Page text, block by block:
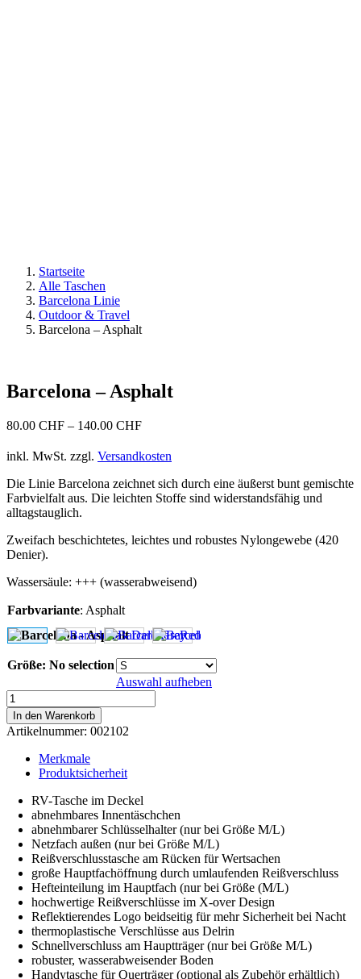
Startseite
Alle Taschen
Barcelona Linie
Outdoor & Travel
Barcelona – Asphalt
Barcelona – Asphalt
80.00 CHF – 140.00 CHF
inkl. MwSt. zzgl. Versandkosten
Die Linie Barcelona zeichnet sich durch eine äußerst bunt gemischte
Farbvielfalt aus. Die leichten Stoffe sind widerstandsfähig und
alltagstauglich.
Zweifach beschichtetes, leichtes und robustes Nylongewebe (420
Denier).
Wassersäule: +++ (wasserabweisend)
Farbvariante: Asphalt
Größe: No selection
Auswahl aufheben
Barcelona
-
Asphalt
Menge
In den Warenkorb
Artikelnummer: 002102
Merkmale
Produktsicherheit
RV-Tasche im Deckel
abnehmbares Innentäschchen
abnehmbarer Schlüsselhalter (nur bei Größe M/L)
Netzfach außen (nur bei Größe M/L)
Reißverschlusstasche am Rücken für Wertsachen
große Hauptfachöffnung durch umlaufenden Reißverschluss
Hefteinteilung im Hauptfach (nur bei Größe (M/L)
hochwertige Reißverschlüsse im X-over Design
Reflektierendes Logo beidseitig für mehr Sicherheit bei Nacht
thermoplastische Verschlüsse aus Delrin
Schnellverschluss am Hauptträger (nur bei Größe M/L)
robuster, wasserabweisender Boden
Handytasche für Querträger (optional als Zubehör erhältlich)